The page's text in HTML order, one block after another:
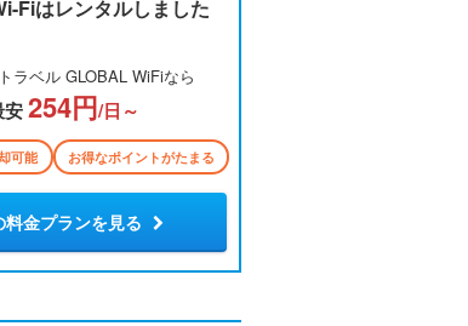
Fiはレンタルしました
ラベル GLOBAL WiFiなら
安254円/日～
可能 お得なポイントがたまる
料金プランを見る